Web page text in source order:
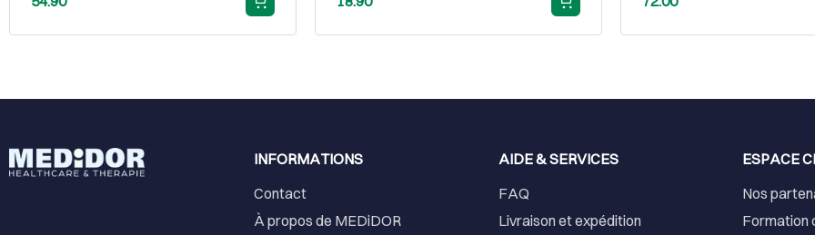
INFORMATIONS
Contact
À propos de MEDiDOR
AIDE & SERVICES
FAQ
Livraison et expédition
ESPACE
Nos
Formation